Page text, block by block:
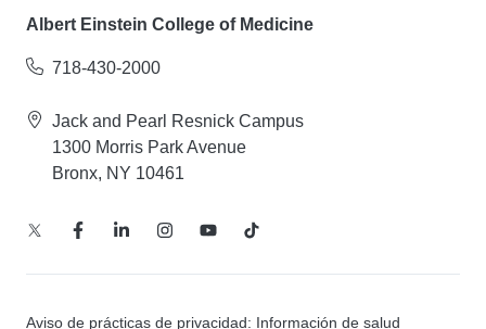
Albert Einstein College of Medicine
718-430-2000
Jack and Pearl Resnick Campus
1300 Morris Park Avenue
Bronx, NY 10461
Aviso de prácticas de privacidad: Información de salud